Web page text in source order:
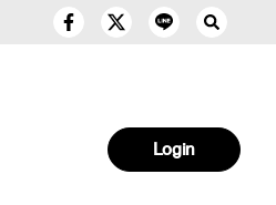
Login